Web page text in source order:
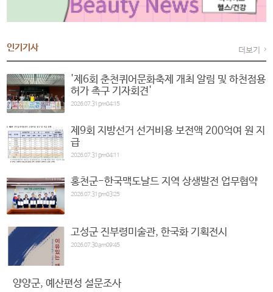
인기기사
'제6회 춘천퀴어문화축제 개최 알림 및 하천점용
허가 촉구 기자회견'
2026.07.31 pm04:15
제9회 지방선거 선거비용 보전액 200억여 원 지
급
2026.07.31 pm04:11
홍천군-한국맥도날드 지역 상생발전 업무협약
2026.07.31 pm03:25
고성군 진부령미술관, 한국화 기획전시
2026.07.30 am09:45
양양군, 예산편성 설문조사